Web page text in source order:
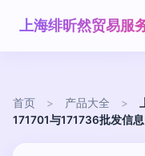
首页 > 产品大全 >
171701与171736批发信息